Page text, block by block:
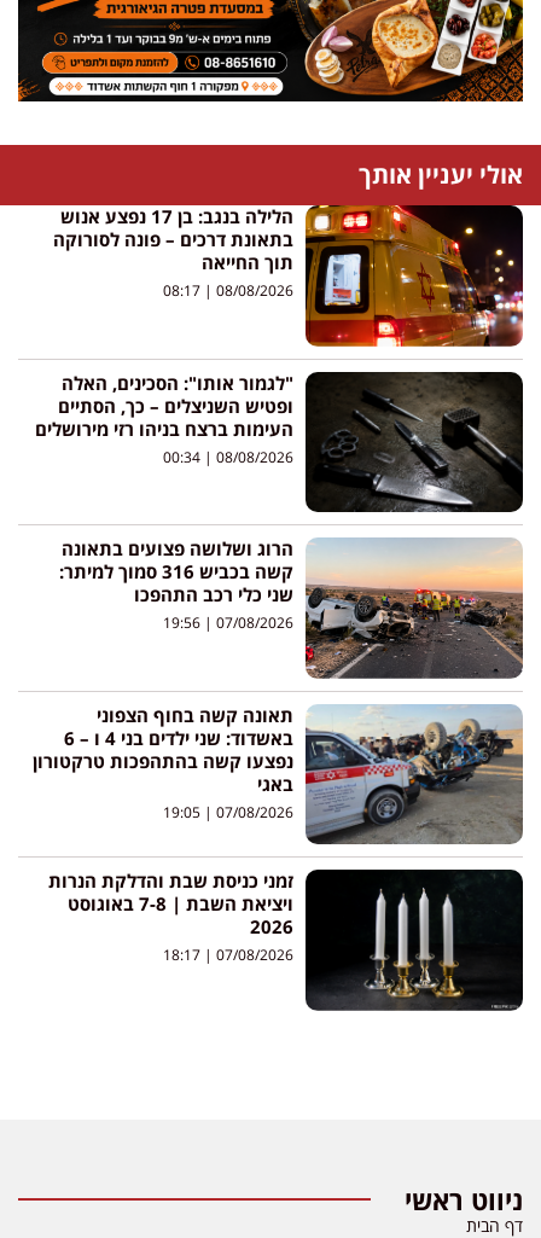
אולי יעניין אותך
הלילה בנגב: בן 17 נפצע אנוש
בתאונת דרכים – פונה לסורוקה
תוך החייאה
08/08/2026
"לגמור אותו": הסכינים, האלה
ופטיש השניצלים – כך, הסתיים
העימות ברצח בניהו רזי מירושלים
08/08/2026
הרוג ושלושה פצועים בתאונה
קשה בכביש 316 סמוך למיתר:
שני כלי רכב התהפכו
07/08/2026
תאונה קשה בחוף הצפוני
באשדוד: שני ילדים בני 4 ו – 6
נפצעו קשה בהתהפכות טרקטורון
באגי
07/08/2026
זמני כניסת שבת והדלקת הנרות
ויציאת השבת | 7-8 באוגוסט
2026
07/08/2026
ניווט ראשי
דף הבית